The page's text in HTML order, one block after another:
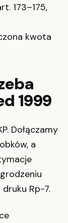
173–175,
kwota
1999
Dołączamy
a
Rp-7.